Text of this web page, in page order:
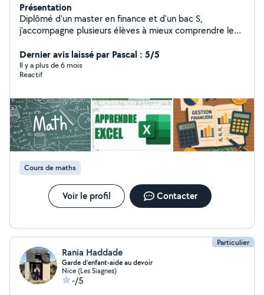
Présentation
Diplômé d'un master en finance et d'un bac S,
j'accompagne plusieurs élèves à mieux comprendre les
parfaitement la plupart des outils informatique. Je me
ferai un plaisir de vous accompagner pour développer
vos connaissances en informatique ou pour un projet en
parle couramment l'anglais et l'espagnol. Je m'adapte à
chaque élève et prends le temps d'expliquer de
différentes façons, pour rendre les cours sympathiques
:)
Dernier avis laissé par Pascal : 5/5
Il y a plus de 6 mois
Reactif
Cours de maths
Voir le profil Contacter
Particulier
Rania Haddade
Garde d’enfant-aide au devoir
Nice (Les Siagnes)
-/5